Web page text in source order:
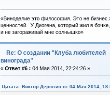
«Виноделие это философия. Это не
ценностей. У Диогена, который жил в
и не загораживай мне солнышко»
Re: О создании "Клуба любителей
винограда"
« Ответ #6 : 04 Мая 2014, 22:24:26 »
Цитата: Виктор Дерюгин от 04 Мая 2014,